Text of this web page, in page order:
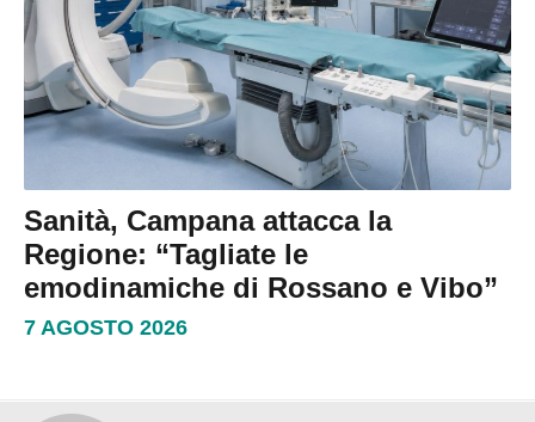
Sanità, Campana attacca la
Regione: “Tagliate le
emodinamiche di Rossano e Vibo”
7 AGOSTO 2026